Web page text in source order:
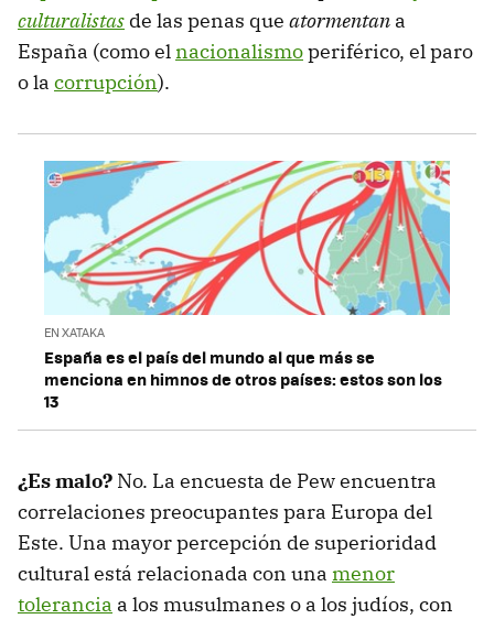
culturalistas de las penas que atormentan a
España (como elnacionalismoperiférico, el paro
o la corrupción).
EN XATAKA
España es el país del mundo al que más se
menciona en himnos de otros países: estos son los
13
¿Es malo? No. La encuesta de Pew encuentra
correlaciones preocupantes para Europa del
Este. Una mayor percepción de superioridad
cultural está relacionada con una menor
tolerancia a los musulmanes o a los judíos, con